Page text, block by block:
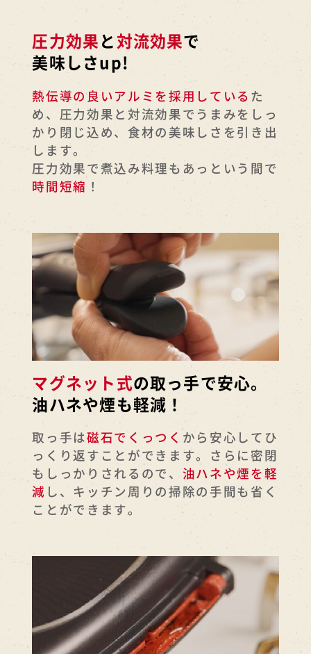
圧力効果と対流効果で
美味しさup!
熱伝導の良いアルミを採用している た
め、圧力効果と対流効果でうまみをしっ
かり閉じ込め、食材の美味しさを引き出
します。
圧力効果で煮込み料理もあっという間で
時間短縮 ！
マグネット式の取っ手で安心。
油ハネや煙も軽減！
取っ手は磁石でくっつくから安心してひ
っくり返すことができます。さらに密閉
もしっかりされるので、 油ハネや煙を軽
減 し、キッチン周りの掃除の手間も省く
ことができます。